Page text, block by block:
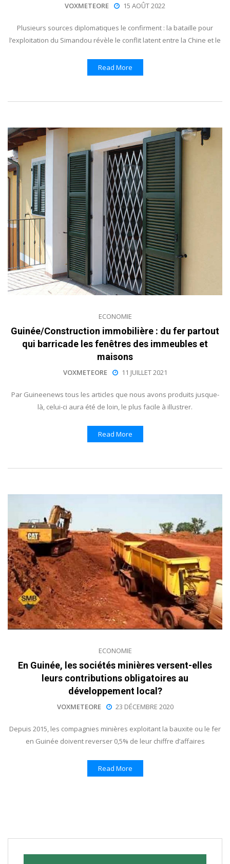
VOXMETEORE 15 AOÛT 2022
Plusieurs sources diplomatiques le confirment : la bataille pour
l’exploitation du Simandou révèle le conflit latent entre la Chine et le
Read More
ECONOMIE
Guinée/Construction immobilière : du fer partout
qui barricade les fenêtres des immeubles et
maisons
VOXMETEORE 11 JUILLET 2021
Par Guineenews tous les articles que nous avons produits jusque-
là, celui-ci aura été de loin, le plus facile à illustrer.
Read More
ECONOMIE
En Guinée, les sociétés minières versent-elles
leurs contributions obligatoires au
développement local?
VOXMETEORE 23 DÉCEMBRE 2020
Depuis 2015, les compagnies minières exploitant la bauxite ou le fer
en Guinée doivent reverser 0,5% de leur chiffre d’affaires
Read More